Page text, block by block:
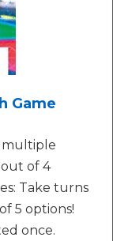
Game
multiple
of 4
Take turns
5 options!
once.